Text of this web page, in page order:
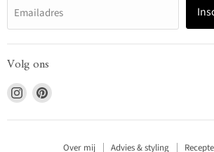
Emailadres
Volg ons
Vind
ons
op
Vind
op
Over mij Advies & styling